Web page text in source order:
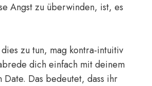
Angst zu überwinden, ist, es
zu tun, mag kontra-intuitiv
dich einfach mit deinem
Date. Das bedeutet, dass ihr